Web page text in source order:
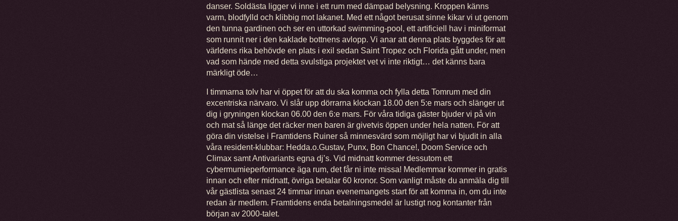
danser. Soldästa ligger vi inne i ett rum med dämpad belysning. Kroppen känns
varm, blodfylld och klibbig mot lakanet. Med ett något berusat sinne kikar vi ut genom
den tunna gardinen och ser en uttorkad swimming-pool, ett artificiell hav i miniformat
som runnit ner i den kaklade bottnens avlopp. Vi anar att denna plats byggdes för att
världens rika behövde en plats i exil sedan Saint Tropez och Florida gått under, men
vad som hände med detta svulstiga projektet vet vi inte riktigt… det känns bara
märkligt öde…
I timmarna tolv har vi öppet för att du ska komma och fylla detta Tomrum med din
excentriska närvaro. Vi slår upp dörrarna klockan 18.00 den 5:e mars och slänger ut
dig i gryningen klockan 06.00 den 6:e mars. För våra tidiga gäster bjuder vi på vin
och mat så länge det räcker men baren är givetvis öppen under hela natten. För att
göra din vistelse i Framtidens Ruiner så minnesvärd som möjligt har vi bjudit in alla
våra resident-klubbar: Hedda.o.Gustav, Punx, Bon Chance!, Doom Service och
Climax samt Antivariants egna dj’s. Vid midnatt kommer dessutom ett
cybermumieperformance äga rum, det får ni inte missa! Medlemmar kommer in gratis
innan och efter midnatt, övriga betalar 60 kronor. Som vanligt måste du anmäla dig till
vår gästlista senast 24 timmar innan evenemangets start för att komma in, om du inte
redan är medlem. Framtidens enda betalningsmedel är lustigt nog kontanter från
början av 2000-talet.